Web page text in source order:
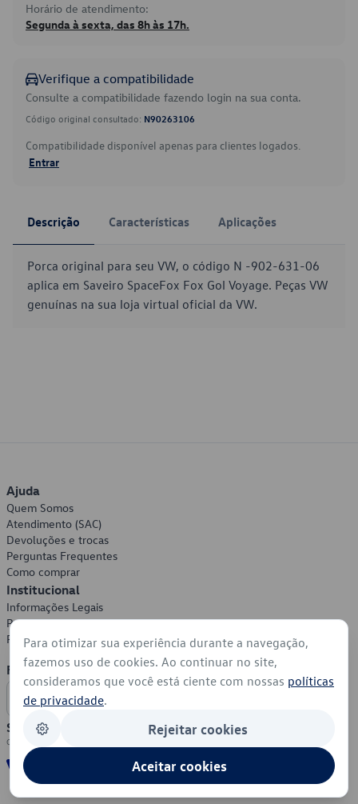
Horário de atendimento:
Segunda à sexta, das 8h às 17h.
Verifique a compatibilidade
Consulte a compatibilidade fazendo login na sua conta.
Código original consultado: N90263106
Compatibilidade disponível apenas para clientes logados.
Entrar
Descrição Características Aplicações
Porca original para seu VW, o código N -902-631-06
aplica em Saveiro SpaceFox Fox Gol Voyage. Peças VW
genuínas na sua loja virtual oficial da VW.
Ajuda
Quem Somos
Atendimento (SAC)
Devoluções e trocas
Perguntas Frequentes
Como comprar
Institucional
Informações Legais
Política de Privacidade
Política de Cookies
Formas de Pagamento
Segurança
Para otimizar sua experiência durante a navegação,
fazemos uso de cookies. Ao continuar no site,
consideramos que você está ciente com nossas políticas
de privacidade.
Rejeitar cookies
Aceitar cookies